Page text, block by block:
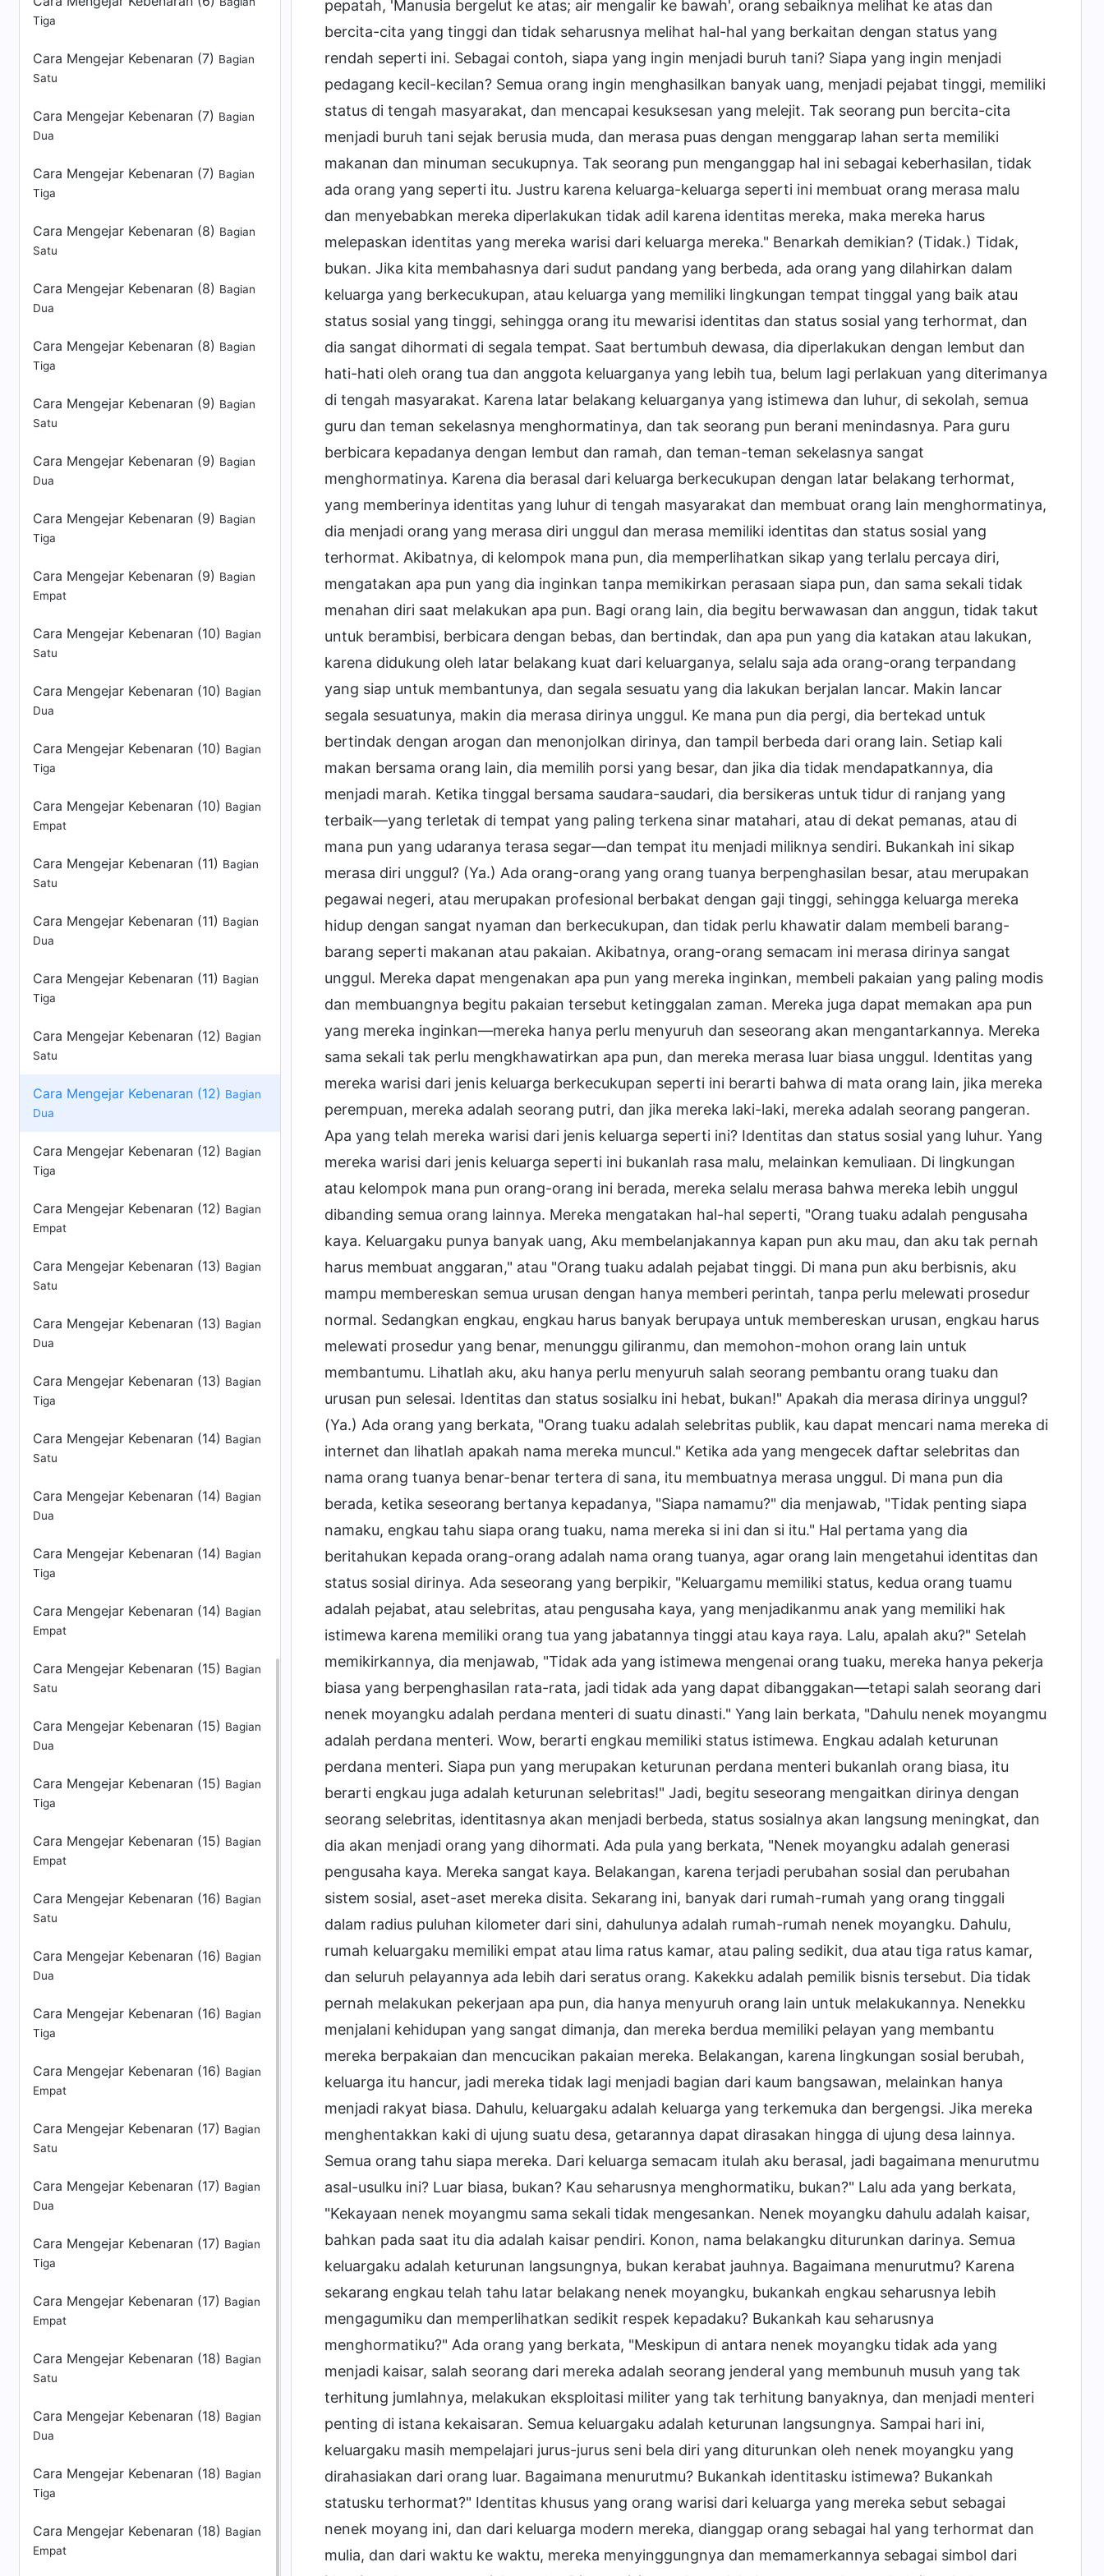
Tiga
Cara Mengejar Kebenaran (7) Bagian
Satu
Cara Mengejar Kebenaran (7) Bagian
Dua
Cara Mengejar Kebenaran (7) Bagian
Tiga
Cara Mengejar Kebenaran (8) Bagian
Satu
Cara Mengejar Kebenaran (8) Bagian
Dua
Cara Mengejar Kebenaran (8) Bagian
Tiga
Cara Mengejar Kebenaran (9) Bagian
Satu
Cara Mengejar Kebenaran (9) Bagian
Dua
Cara Mengejar Kebenaran (9) Bagian
Tiga
Cara Mengejar Kebenaran (9) Bagian
Empat
Cara Mengejar Kebenaran (10) Bagian
Satu
Cara Mengejar Kebenaran (10) Bagian
Dua
Cara Mengejar Kebenaran (10) Bagian
Tiga
Cara Mengejar Kebenaran (10) Bagian
Empat
Cara Mengejar Kebenaran (11) Bagian
Satu
Cara Mengejar Kebenaran (11) Bagian
Dua
Cara Mengejar Kebenaran (11) Bagian
Tiga
Cara Mengejar Kebenaran (12) Bagian
Satu
Cara Mengejar Kebenaran (12) Bagian
Dua
Cara Mengejar Kebenaran (12) Bagian
Tiga
Cara Mengejar Kebenaran (12) Bagian
Empat
Cara Mengejar Kebenaran (13) Bagian
Satu
Cara Mengejar Kebenaran (13) Bagian
Dua
Cara Mengejar Kebenaran (13) Bagian
Tiga
Cara Mengejar Kebenaran (14) Bagian
Satu
Cara Mengejar Kebenaran (14) Bagian
Dua
Cara Mengejar Kebenaran (14) Bagian
Tiga
Cara Mengejar Kebenaran (14) Bagian
Empat
Cara Mengejar Kebenaran (15) Bagian
Satu
Cara Mengejar Kebenaran (15) Bagian
Dua
Cara Mengejar Kebenaran (15) Bagian
Tiga
Cara Mengejar Kebenaran (15) Bagian
Empat
Cara Mengejar Kebenaran (16) Bagian
Satu
Cara Mengejar Kebenaran (16) Bagian
Dua
Cara Mengejar Kebenaran (16) Bagian
Tiga
Cara Mengejar Kebenaran (16) Bagian
Empat
Cara Mengejar Kebenaran (17) Bagian
Satu
Cara Mengejar Kebenaran (17) Bagian
Dua
Cara Mengejar Kebenaran (17) Bagian
Tiga
Cara Mengejar Kebenaran (17) Bagian
Empat
Cara Mengejar Kebenaran (18) Bagian
Satu
Cara Mengejar Kebenaran (18) Bagian
Dua
Cara Mengejar Kebenaran (18) Bagian
Tiga
Cara Mengejar Kebenaran (18) Bagian
Empat